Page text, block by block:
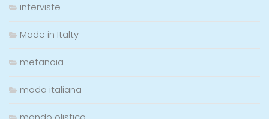
interviste
Made in Italty
metanoia
moda italiana